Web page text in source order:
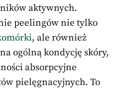
aktywnych.
peelingów nie tylko
, ale również
ogólną kondycję skóry,
absorpcyjne
pielęgnacyjnych. To